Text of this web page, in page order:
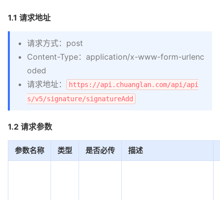
1.1 请求地址
请求方式：post
Content-Type：application/x-www-form-urlenc
oded
请求地址：
https://api.chuanglan.com/api/api
s/v5/signature/signatureAdd
1.2 请求参数
参数名称 类型 是否必传 描述